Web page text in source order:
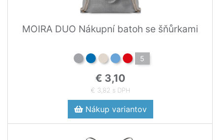
MOIRA DUO Nákupní batoh se šňůrkami
5
€ 3,10
€ 3,82 s DPH
Nákup variantov